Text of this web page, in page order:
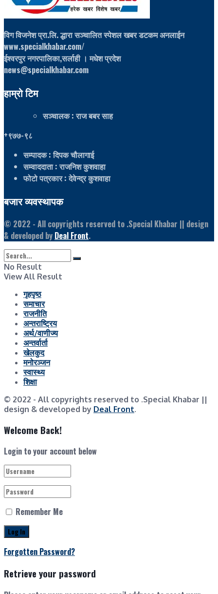
विग विजनेश प्रा.लि. द्धारा सञ्चालित स्पेशल खबर डटकम अनलाईन
www.specialkhabar.com/
ईश्‍वरपुर नगरपालिका,सर्लाही । मधेश प्रदेश
news@specialkhabar.com
हाम्रो टिम
सञ्चालक: राज बबर साह
+९७७-९८
सम्पादक: दिपक चौलागाई
सम्वाददाता: राजनिश कुशवाहा
फोटो पत्रकार: देवेन्द्र कुशवाहा
बजार व्यवस्थापक
© 2022 - All copyrights reserved to .Special Khabar || design
& developed by Deal Front.
No Result
View All Result
गृहपृष्ठ
समाचार
राजनीति
अन्तराष्ट्रिय
अर्थ/वाणीज्य
अन्तर्वार्ता
खेलकुद
मनोरञ्जन
स्वास्थ्य
शिक्षा
© 2022 - All copyrights reserved to .Special Khabar ||
design & developed by Deal Front.
Welcome Back!
Login to your account below
Remember Me
Forgotten Password?
Retrieve your password